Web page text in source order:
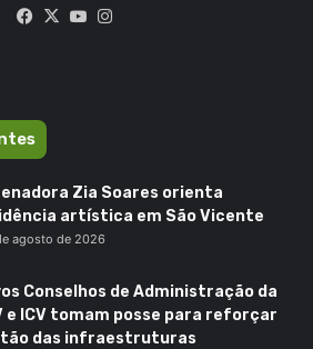
Facebook
X YouTube
Zia Soares orienta
artística em São Vicente
agosto de 2026
Conselhos de Administração da
e ICV tomam posse para reforçar
das infraestruturas